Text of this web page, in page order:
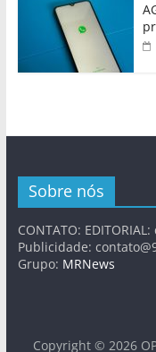
Sobre nós
CONTATO: EDITORIAL:
Publicidade:
Grupo: MRNews
Copyright © 2026